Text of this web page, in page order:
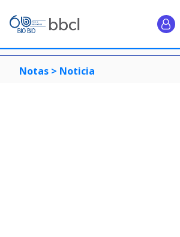
Notas > Noticia